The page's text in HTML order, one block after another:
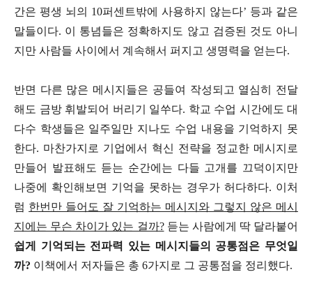
간은 평생 뇌의 10퍼센트밖에 사용하지 않는다’ 등과 같은
말들이다. 이 통념들은 정확하지도 않고 검증된 것도 아니
지만 사람들 사이에서 계속해서 퍼지고 생명력을 얻는다.
반면 다른 많은 메시지들은 공들여 작성되고 열심히 전달
해도 금방 휘발되어 버리기 일쑤다. 학교 수업 시간에도 대
다수 학생들은 일주일만 지나도 수업 내용을 기억하지 못
한다. 마찬가지로 기업에서 혁신 전략을 정교한 메시지로
만들어 발표해도 듣는 순간에는 다들 고개를 끄덕이지만
나중에 확인해보면 기억을 못하는 경우가 허다하다. 이처
럼 한번만 들어도 잘 기억하는 메시지와 그렇지 않은 메시
지에는 무슨 차이가 있는 걸까?듣는 사람에게 딱 달라붙어
쉽게 기억되는 전파력 있는 메시지들의 공통점은 무엇일
까? 이책에서 저자들은 총 6가지로 그 공통점을 정리했다.